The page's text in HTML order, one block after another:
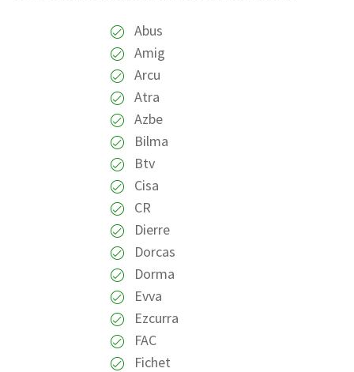
Abus
Amig
Arcu
Atra
Azbe
Bilma
Btv
Cisa
CR
Dierre
Dorcas
Dorma
Evva
Ezcurra
FAC
Fichet